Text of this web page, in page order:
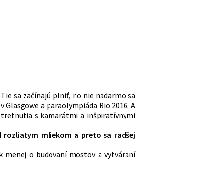
sa začínajú plniť, no nie nadarmo sa
a paraolympiáda Rio 2016. A
s kamarátmi a inšpiratívnymi
rozliatym mliekom a preto sa radšej
menej o budovaní mostov a vytváraní